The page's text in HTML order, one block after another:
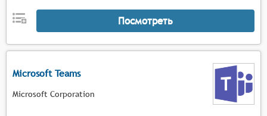
Посмотреть
Microsoft Teams
Microsoft Corporation